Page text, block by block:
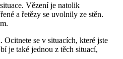
Vězení je natolik
a řetězy se uvolnily ze stěn.
se v situacích, které jste
je také jednou z těch situací,